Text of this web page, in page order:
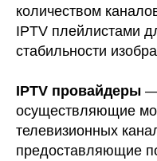
количеством
IPTV плейлистами
стабильности
IPTV провайдеры —
осуществляющие
телевизионных
предоставляющие